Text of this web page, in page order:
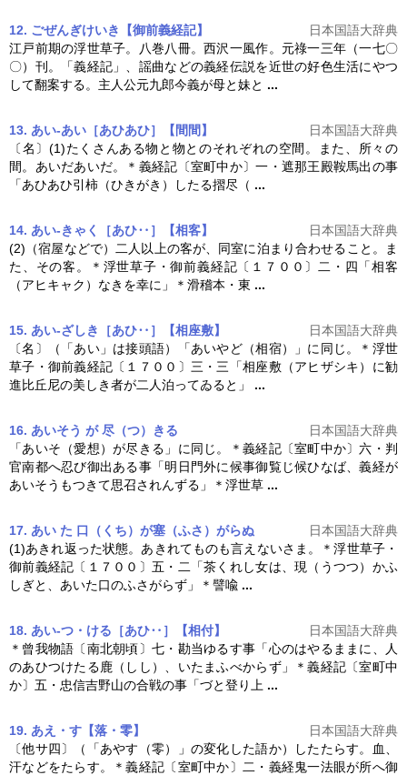
12. ごぜんぎけいき【御前義経記】
日本国語大辞典
江戸前期の浮世草子。八巻八冊。西沢一風作。元祿一三年（一七〇
〇）刊。「義経記 」、謡曲などの義経伝説を近世の好色生活にやつ
して翻案する。主人公元九郎今義が母と妹と ...
13. あい‐あい［あひあひ］【間間】
日本国語大辞典
〔名〕(1)たくさんある物と物とのそれぞれの空間。また、所々の
間。あいだあいだ。＊ 義経記 〔室町中か〕一・遮那王殿鞍馬出の事
「あひあひ引柿（ひきがき）したる摺尽（ ...
14. あい‐きゃく［あひ‥］【相客】
日本国語大辞典
(2)（宿屋などで）二人以上の客が、同室に泊まり合わせること。ま
た、その客。＊浮世草子・御前義経記 〔１７００〕二・四「相客
（アヒキャク）なきを幸に」＊滑稽本・東 ...
15. あい‐ざしき［あひ‥］【相座敷】
日本国語大辞典
〔名〕（「あい」は接頭語）「あいやど（相宿）」に同じ。＊浮世
草子・御前義経記 〔１７００〕三・三「相座敷（アヒザシキ）に勧
進比丘尼の美しき者が二人泊ってゐると」 ...
16. あいそう が 尽（つ）きる
日本国語大辞典
「あいそ（愛想）が尽きる」に同じ。＊ 義経記〔室町中か〕六・判
官南都へ忍び御出ある事「明日門外に候事御覧じ候ひなば、義経が
あいそうもつきて思召されんずる」＊浮世草 ...
17. あい た 口（くち）が塞（ふさ）がらぬ
日本国語大辞典
(1)あきれ返った状態。あきれてものも言えないさま。＊浮世草子・
御前義経記 〔１７００〕五・二「茶くれし女は、現（うつつ）かふ
しぎと、あいた口のふさがらず」＊譬喩 ...
18. あい‐つ・ける［あひ‥］【相付】
日本国語大辞典
＊曾我物語〔南北朝頃〕七・勘当ゆるす事「心のはやるままに、人
のあひつけたる鹿（しし）、いたまふべからず」＊義経記 〔室町中
か〕五・忠信吉野山の合戦の事「づと登り上 ...
19. あえ・す【落・零】
日本国語大辞典
〔他サ四〕（「あやす（零）」の変化した語か）したたらす。血、
汗などをたらす。＊義経記 〔室町中か〕二・義経鬼一法眼が所へ御